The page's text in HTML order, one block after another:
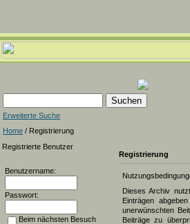
Erweiterte Suche
Home / Registrierung
Registrierte Benutzer
Benutzername:
Passwort:
Beim nächsten Besuch
Registrierung
Dieses Archiv
Einträgen
unerwünschten
Beiträge zu